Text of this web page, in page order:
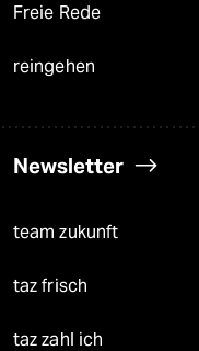
Freie Rede
reingehen
Newsletter
team zukunft
taz frisch
taz zahl ich